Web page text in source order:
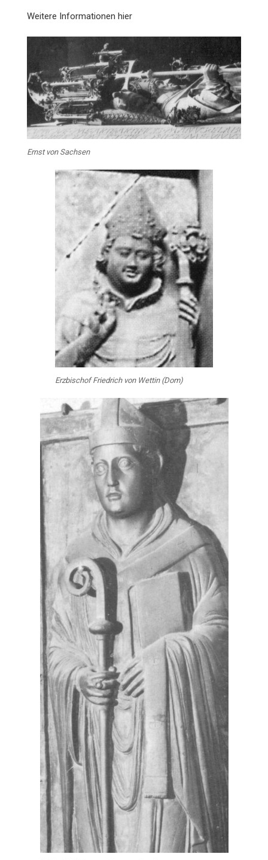
Weitere Informationen hier
Ernst von Sachsen
Erzbischof Friedrich von Wettin (Dom)